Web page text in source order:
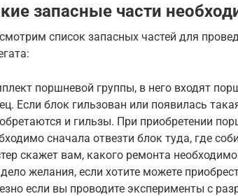
запасные части
список запасных частей для
поршневой группы, в него входят
Если блок гильзован или появилась
и гильзы. При приобретении
сначала отвезти блок туда, где
скажет вам, какого ремонта
желания, если хотите можете
если вы проводите эксперименты с